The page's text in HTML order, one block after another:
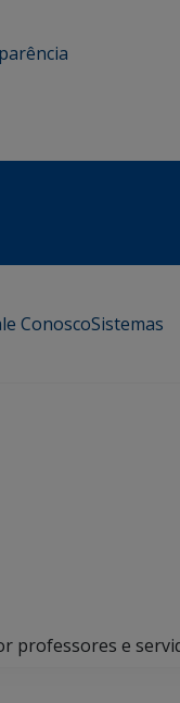
ConoscoSistemas
professores e